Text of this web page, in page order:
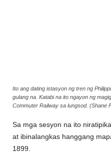
Ito ang dating istasyon ng tren ng
gulang na. Katabi na ito ngayon ng
Commuter Railway sa lungsod. (Shane
Sa mga sesyon na ito
at ibinalangkas hanggang
1899.